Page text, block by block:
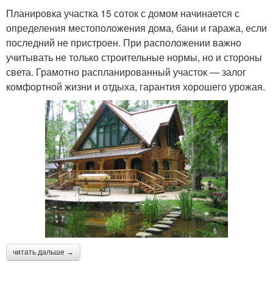
Планировка участка 15 соток с домом начинается с
определения местоположения дома, бани и гаража, если
последний не пристроен. При расположении важно
учитывать не только строительные нормы, но и стороны
света. Грамотно распланированный участок — залог
комфортной жизни и отдыха, гарантия хорошего урожая.
читать дальше →